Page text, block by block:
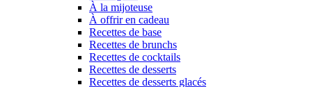
À la mijoteuse
À offrir en cadeau
Recettes de base
Recettes de brunchs
Recettes de cocktails
Recettes de desserts
Recettes de desserts glacés